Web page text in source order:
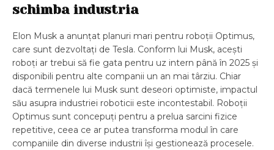
schimba industria
Elon Musk a anunțat planuri mari pentru roboții Optimus,
care sunt dezvoltați de Tesla. Conform lui Musk, acești
roboți ar trebui să fie gata pentru uz intern până în 2025 și
disponibili pentru alte companii un an mai târziu. Chiar
dacă termenele lui Musk sunt deseori optimiste, impactul
său asupra industriei roboticii este incontestabil. Roboții
Optimus sunt concepuți pentru a prelua sarcini fizice
repetitive, ceea ce ar putea transforma modul în care
companiile din diverse industrii își gestionează procesele.